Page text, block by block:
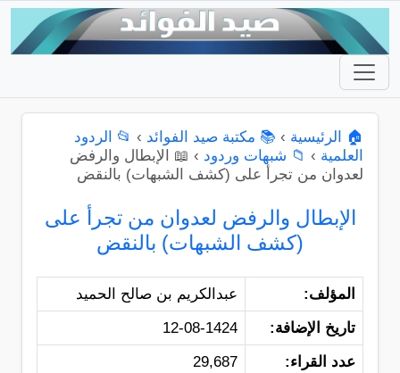
🏠 الرئيسية › 📚 مكتبة صيد الفوائد › 📂 الردود
العلمية › 📁 شبهات وردود › 📖 الإبطال والرفض
لعدوان من تجرأ على (كشف الشبهات) بالنقض
الإبطال والرفض لعدوان من تجرأ على
(كشف الشبهات) بالنقض
المؤلف:
عبدالكريم بن صالح الحميد
تاريخ الإضافة:
12-08-1424
عدد القراء:
29,687